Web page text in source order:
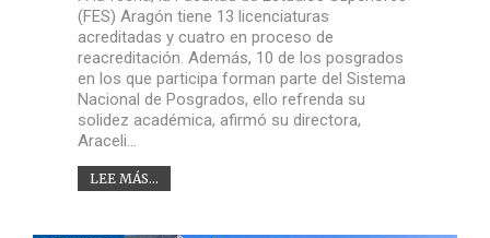
(FES) Aragón tiene 13 licenciaturas
acreditadas y cuatro en proceso de
reacreditación. Además, 10 de los posgrados
en los que participa forman parte del Sistema
Nacional de Posgrados, ello refrenda su
solidez académica, afirmó su directora,
Araceli…
LEE MÁS...